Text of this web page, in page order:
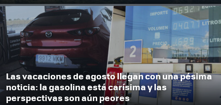
Las vacaciones de agosto llegan con una pésima
noticia: la gasolina está carísima y las
perspectivas son aún peores